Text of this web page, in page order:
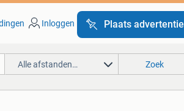
Inloggen Plaats advertentie
Alle afstanden… Zoek